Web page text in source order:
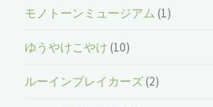
モノトーンミュージアム (1)
ゆうやけこやけ (10)
ルーインブレイカーズ(2)